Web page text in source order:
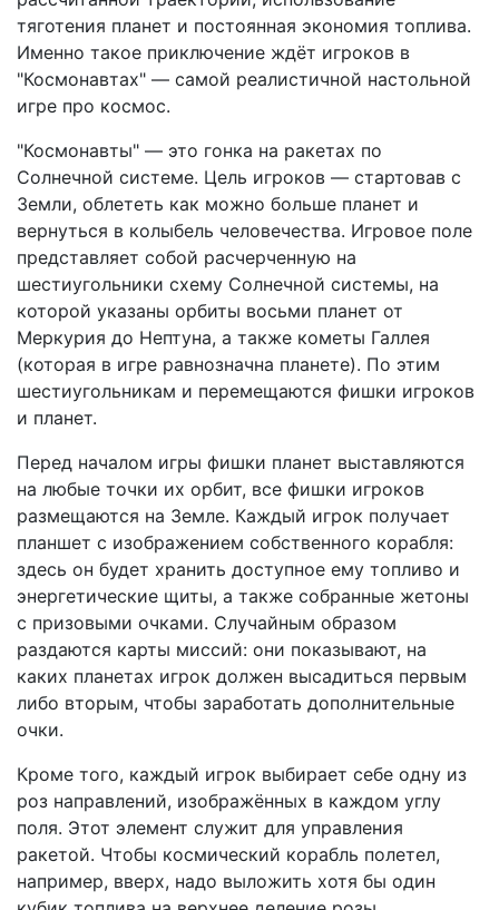
тяготения планет и постоянная экономия топлива.
Именно такое приключение ждёт игроков в
"Космонавтах" — самой реалистичной настольной
игре про космос.
"Космонавты" — это гонка на ракетах по
Солнечной системе. Цель игроков — стартовав с
Земли, облететь как можно больше планет и
вернуться в колыбель человечества. Игровое поле
представляет собой расчерченную на
шестиугольники схему Солнечной системы, на
которой указаны орбиты восьми планет от
Меркурия до Нептуна, а также кометы Галлея
(которая в игре равнозначна планете). По этим
шестиугольникам и перемещаются фишки игроков
и планет.
Перед началом игры фишки планет выставляются
на любые точки их орбит, все фишки игроков
размещаются на Земле. Каждый игрок получает
планшет с изображением собственного корабля:
здесь он будет хранить доступное ему топливо и
энергетические щиты, а также собранные жетоны
с призовыми очками. Случайным образом
раздаются карты миссий: они показывают, на
каких планетах игрок должен высадиться первым
либо вторым, чтобы заработать дополнительные
очки.
Кроме того, каждый игрок выбирает себе одну из
роз направлений, изображённых в каждом углу
поля. Этот элемент служит для управления
ракетой. Чтобы космический корабль полетел,
например, вверх, надо выложить хотя бы один